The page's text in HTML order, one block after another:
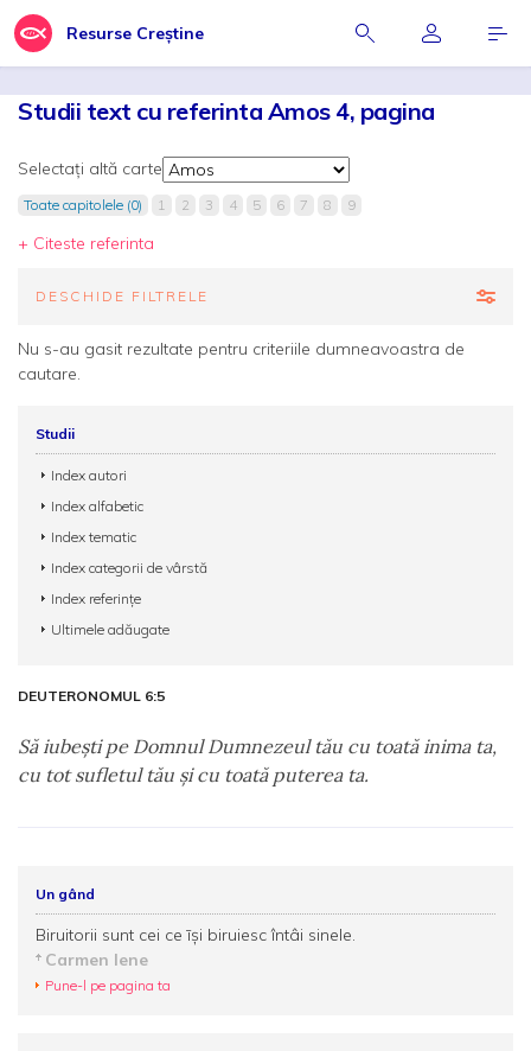
Resurse Creștine
Studii text cu referinta Amos 4, pagina
Selectați altă carte
Toate capitolele (0) 1 2 3 4 5 6 7 8 9
+ Citeste referinta
DESCHIDE FILTRELE
Nu s-au gasit rezultate pentru criteriile dumneavoastra de
cautare.
Studii
Index autori
Index alfabetic
Index tematic
Index categorii de vârstă
Index referințe
Ultimele adăugate
DEUTERONOMUL 6:5
Să iubeşti pe Domnul Dumnezeul tău cu toată inima ta,
cu tot sufletul tău şi cu toată puterea ta.
Un gând
Biruitorii sunt cei ce īşi biruiesc întâi sinele.
Carmen Iene
Pune-l pe pagina ta